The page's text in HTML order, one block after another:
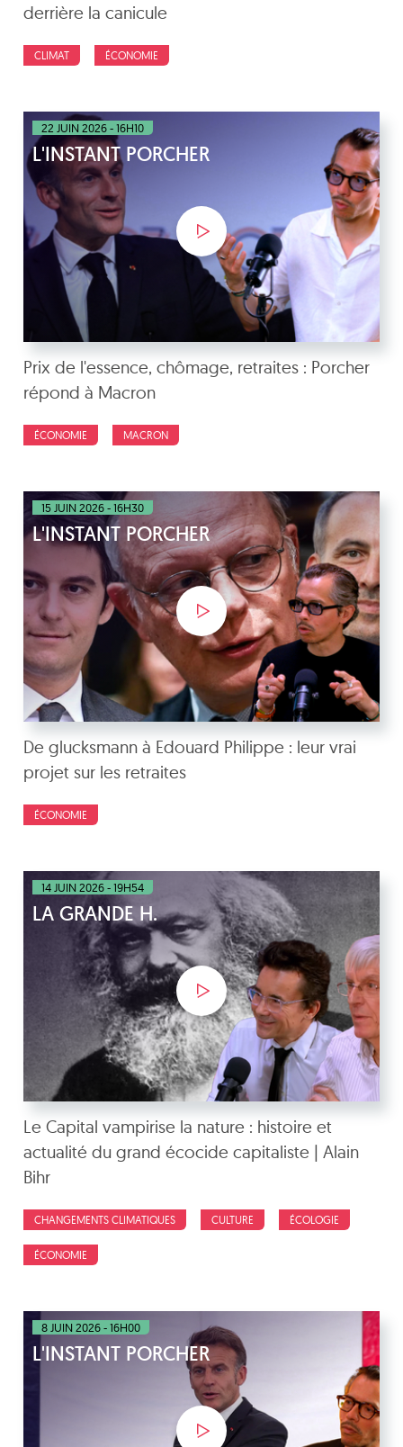
derrière la canicule
CLIMAT ÉCONOMIE
22 JUIN 2026 - 16H10
L'INSTANT PORCHER
Prix de l'essence, chômage, retraites : Porcher
répond à Macron
ÉCONOMIE MACRON
15 JUIN 2026 - 16H30
L'INSTANT PORCHER
De glucksmann à Edouard Philippe : leur vrai
projet sur les retraites
ÉCONOMIE
14 JUIN 2026 - 19H54
LA GRANDE H.
Le Capital vampirise la nature : histoire et
actualité du grand écocide capitaliste | Alain
Bihr
CHANGEMENTS CLIMATIQUES CULTURE ÉCOLOGIE
ÉCONOMIE
8 JUIN 2026 - 16H00
L'INSTANT PORCHER